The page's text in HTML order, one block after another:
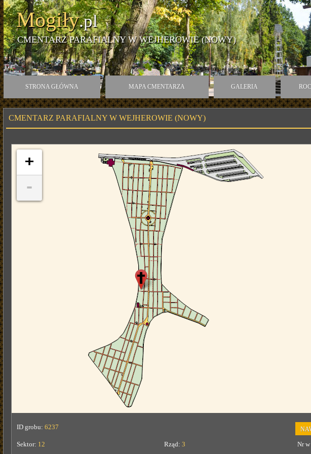
Mogiły.pl
CMENTARZ PARAFIALNY W WEJHEROWIE (NOWY)
STRONA GŁÓWNA MAPA CMENTARZA GALERIA
CMENTARZ PARAFIALNY W WEJHEROWIE (NOWY)
+
-
ID grobu: 6237
Sektor: 12 Rząd: 3 Nr